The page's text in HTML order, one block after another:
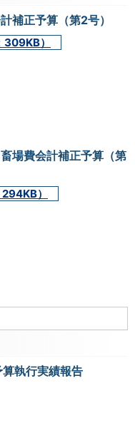
補正予算（第2号）
）
場費会計補正予算（第
）
執行実績報告